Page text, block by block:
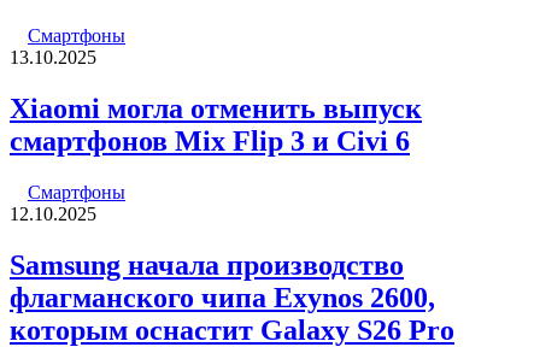
Смартфоны
13.10.2025
Xiaomi могла отменить выпуск
смартфонов Mix Flip 3 и Civi 6
Смартфоны
12.10.2025
Samsung начала производство
флагманского чипа Exynos 2600,
которым оснастит Galaxy S26 Pro